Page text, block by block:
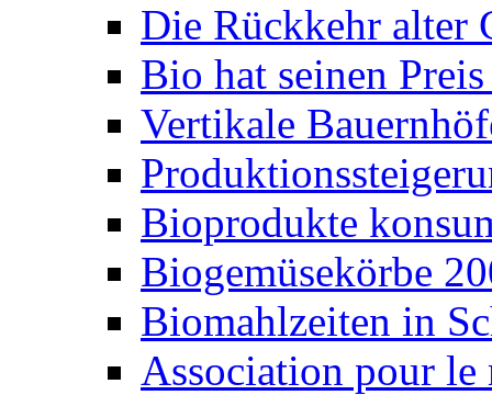
Die Rückkehr alter
Bio hat seinen
Vertikale
Bioprodukte
Biogemüsekörbe
Biomahlzeiten in
Association pour